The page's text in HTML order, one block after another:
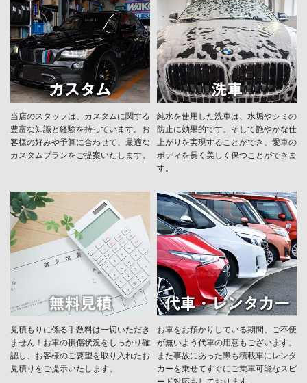
当店のスタッフは、カスタムに関する
豊富な知識と経験を持っています。お
客様の好みや予算に合わせて、最適な
カスタムプランをご提案いたします。
純水を使用した洗車は、水垢やシミの
防止に効果的です。そして艶やかな仕
上がりを実現することができ、愛車の
ボディを長く美しく保つことができま
す。
見積もりに係る手数料は一切いただき
ません！お車の損傷状況をしっかり確
認し、お客様のご要望を取り入れたお
見積りをご提示いたします。
お車をお預かりしている期間、ご不便
が無いよう代車の用意もございます。
また事故にあった際も積載車にレンタ
カーを乗せてすぐにご乗車可能なスピ